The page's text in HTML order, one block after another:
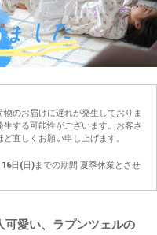
のお届けに遅れが発生しておりま
する可能性がございます。お客さ
宜しくお願い申し上げます。
日(日)までの期間 夏季休業とさせ
可愛い、ラプンツェルの